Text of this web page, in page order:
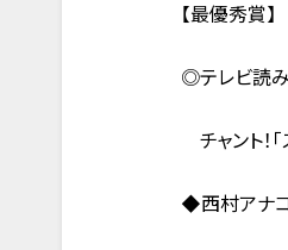
【最優秀賞】
◎テレビ読
チャント！
◆西村アナ